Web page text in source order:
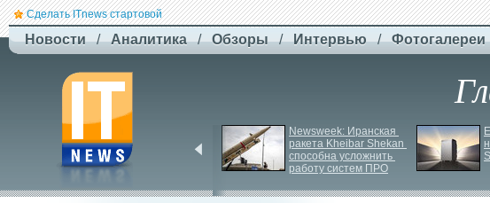
Сделать ITnews стартовой
Новости / Аналитика / Обзоры / Интервью / Фотогалереи
плату за ручну поклажу
Newsweek: Иранская
ракета Kheibar Shekan
способна усложнить
работу систем ПРО